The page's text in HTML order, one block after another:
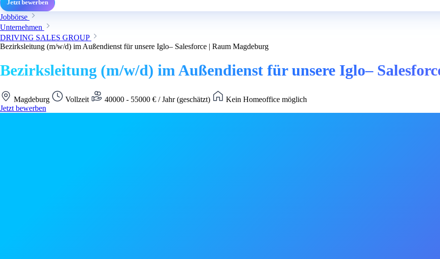
Jetzt bewerben
Jobbörse
Unternehmen
DRIVING SALES GROUP
Bezirksleitung (m/w/d) im Außendienst für unsere Iglo– Salesforce | Raum Magdeburg
Bezirksleitung (m/w/d) im Außendienst für unsere Iglo–
Magdeburg Vollzeit 40000 - 55000 € / Jahr (geschätzt)
Kein Homeoffice möglich
Jetzt bewerben